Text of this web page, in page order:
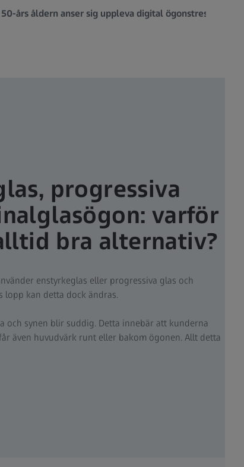
års åldern anser sig uppleva digital ögonstress.
progressiva
varför
bra alternativ?
enstyrkeglas eller progressiva glas och
lopp kan detta dock ändras.
och synen blir suddig. Detta innebär att kunderna
även huvudvärk runt eller bakom ögonen. Allt detta